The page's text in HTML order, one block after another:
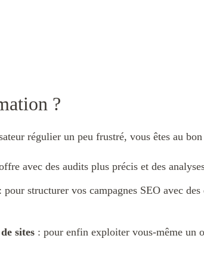
?
régulier un peu frustré, vous êtes au
avec des audits plus précis et des
: pour structurer vos campagnes SEO avec
sites : pour enfin exploiter vous-même un